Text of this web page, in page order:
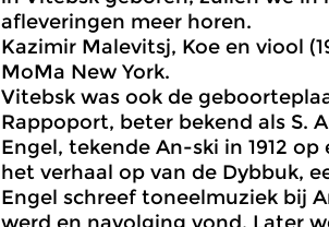
afleveringen meer horen.
Kazimir Malevitsj, Koe en viool
MoMa New York.
Vitebsk was ook de
Rappoport, beter bekend als S.
Engel, tekende An-ski in 1912
het verhaal op van de Dybbuk,
Engel schreef toneelmuziek bij